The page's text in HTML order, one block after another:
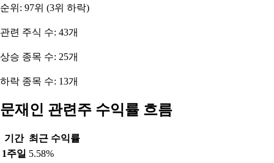
순위: 97위 (3위 하락)
관련 주식 수: 43개
상승 종목 수: 25개
하락 종목 수: 13개
문재인 관련주 수익률 흐름
기간 최근 수익률
1주일 5.58%